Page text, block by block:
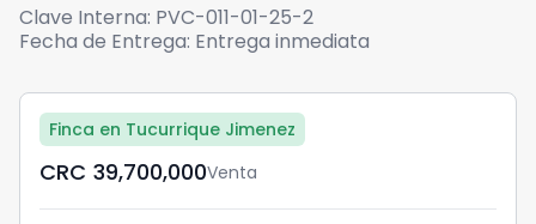
Clave Interna: PVC-011-01-25-2
Fecha de Entrega: Entrega inmediata
Finca en Tucurrique Jimenez
CRC	39,700,000Venta